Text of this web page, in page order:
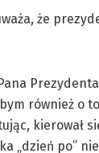
że
również o
kierował
„dzień po”